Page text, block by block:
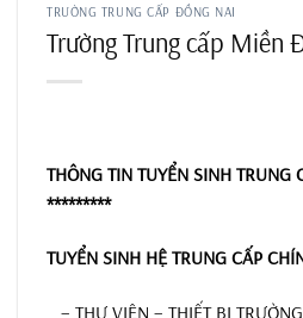
TRƯỜNG TRUNG CẤP ĐỒNG NAI
Trường Trung cấp Miền
THÔNG TIN TUYỂN SINH TRUNG
*********
TUYỂN SINH HỆ TRUNG CẤP
– THƯ VIỆN – THIẾT BỊ